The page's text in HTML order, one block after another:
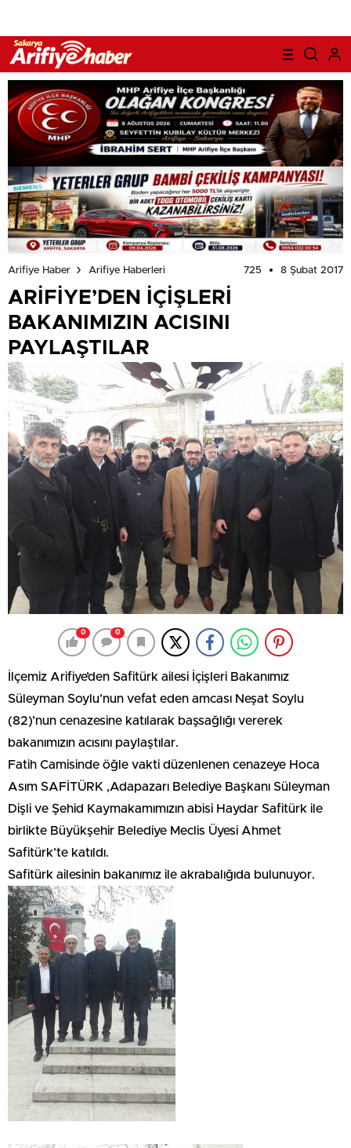
Arifiye Haber Arifiye Haberleri 725 8 Şubat 2017
ARİFİYE’DEN İÇİŞLERİ
BAKANIMIZIN ACISINI
PAYLAŞTILAR
0 0
İlçemiz Arifiye’den Safitürk ailesi İçişleri Bakanımız
Süleyman Soylu’nun vefat eden amcası Neşat Soylu
(82)’nun cenazesine katılarak başsağlığı vererek
bakanımızın acısını paylaştılar.
Fatih Camisinde öğle vakti düzenlenen cenazeye Hoca
Asım SAFİTÜRK ,Adapazarı Belediye Başkanı Süleyman
Dişli ve Şehid Kaymakamımızın abisi Haydar Safitürk ile
birlikte Büyükşehir Belediye Meclis Üyesi Ahmet
Safitürk’te katıldı.
Safitürk ailesinin bakanımız ile akrabalığıda bulunuyor.